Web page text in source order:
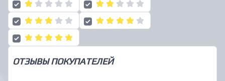
ОТЗЫВЫ ПОКУПАТЕЛЕЙ